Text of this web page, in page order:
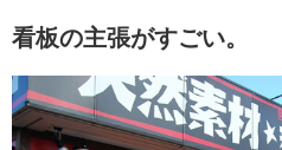
看板の主張がすごい。